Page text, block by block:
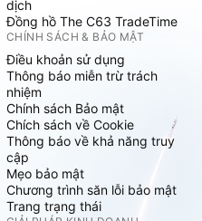
dịch
Đồng hồ The C63 TradeTime
CHÍNH SÁCH & BẢO MẬT
Điều khoản sử dụng
Thông báo miễn trừ trách
nhiệm
Chính sách Bảo mật
Chích sách về Cookie
Thông báo về khả năng truy
cập
Mẹo bảo mật
Chương trình săn lỗi bảo mật
Trang trạng thái